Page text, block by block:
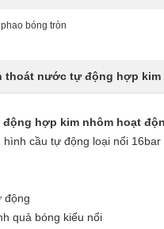
phao bóng tròn
thoát nước tự động hợp kim
hợp kim nhôm hoạt
hình cầu tự động loại nổi
động
quả bóng kiểu nổi